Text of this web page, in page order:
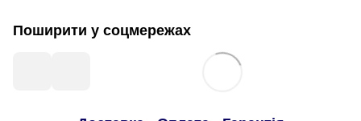
Поширити у соцмережах